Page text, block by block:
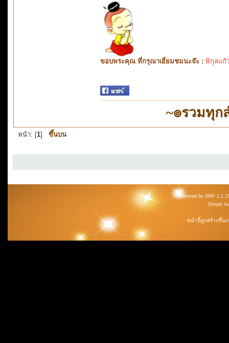
ขอบพระคุณ ที่กรุณาเยี่ยมชมนะจ๊ะ : พิกุลแก้
~๏รวมทุ
หน้า: [1] ขึ้นบน
Powered by SMF
Simple
หน้านี้ถูกสร้างขึ้นภ